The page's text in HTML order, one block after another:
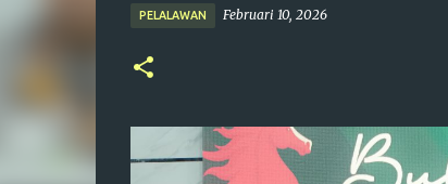
PELALAWAN Februari 10, 2026